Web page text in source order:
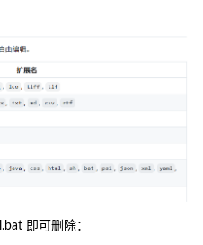
即可删除：